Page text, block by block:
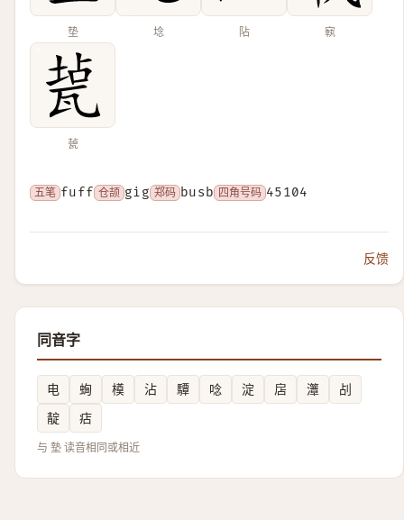
垫 埝 阽 㝪
㼭
五笔 fuff 仓颉 gig 郑码 busb 四角号码 45104
反馈
同音字
电 蜔 橂 沾 驔 唸 淀 扂 㶘
㓠
靛
痁
与 墊 读音相同或相近